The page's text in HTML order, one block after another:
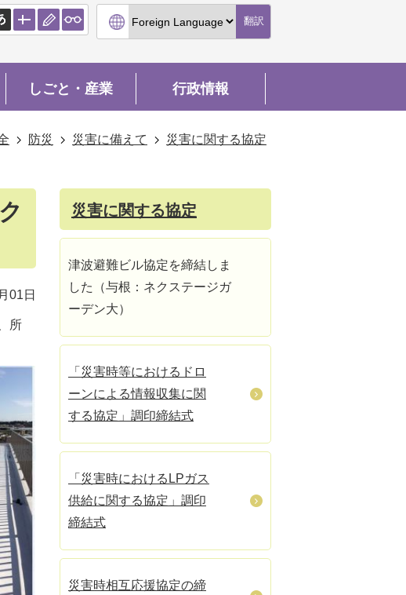
翻訳
しごと・産業 行政情報
防災 災害に備えて
災害に関する協定
01日
所
災害に関する協定
津波避難ビル協定を締結しま
した（与根：ネクステージガ
ーデン大）
「災害時等におけるドロ
ーンによる情報収集に関
する協定」調印締結式
「災害時におけるLPガス
供給に関する協定」調印
締結式
災害時相互応援協定の締